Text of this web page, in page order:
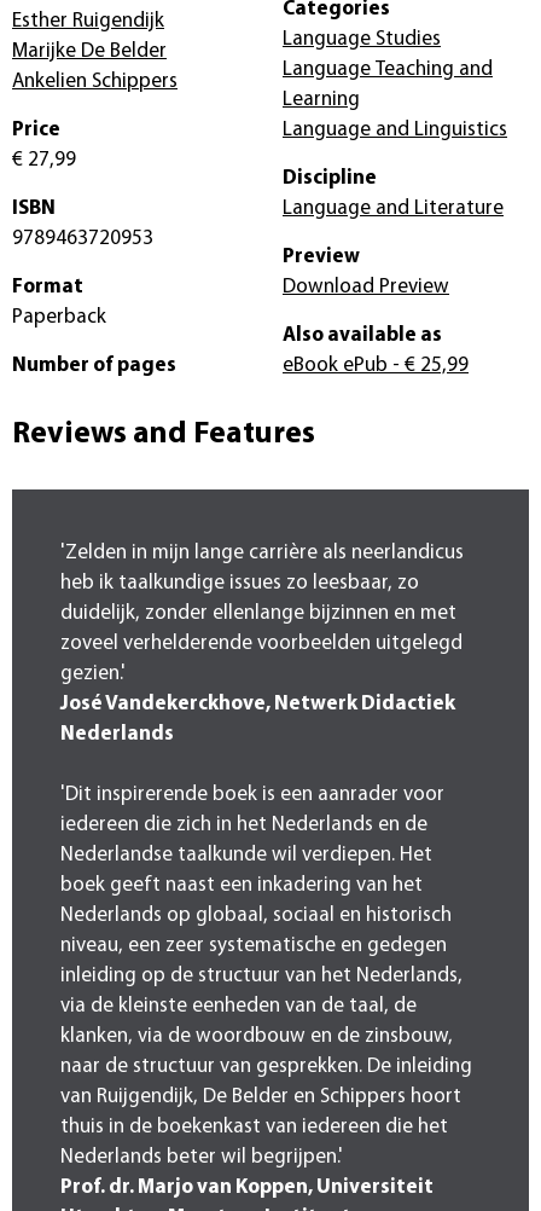
Esther Ruigendijk
Marijke De Belder
Ankelien Schippers
Price
€ 27,99
ISBN
9789463720953
Format
Paperback
Number of pages
Categories
Language Studies
Language Teaching and
Learning
Language and Linguistics
Discipline
Language and Literature
Preview
Download Preview
Also available as
eBook ePub - € 25,99
Reviews and Features
'Zelden in mijn lange carrière als neerlandicus
heb ik taalkundige issues zo leesbaar, zo
duidelijk, zonder ellenlange bijzinnen en met
zoveel verhelderende voorbeelden uitgelegd
gezien.'
José Vandekerckhove, Netwerk Didactiek
Nederlands
'Dit inspirerende boek is een aanrader voor
iedereen die zich in het Nederlands en de
Nederlandse taalkunde wil verdiepen. Het
boek geeft naast een inkadering van het
Nederlands op globaal, sociaal en historisch
niveau, een zeer systematische en gedegen
inleiding op de structuur van het Nederlands,
via de kleinste eenheden van de taal, de
klanken, via de woordbouw en de zinsbouw,
naar de structuur van gesprekken. De inleiding
van Ruijgendijk, De Belder en Schippers hoort
thuis in de boekenkast van iedereen die het
Nederlands beter wil begrijpen.'
Prof. dr. Marjo van Koppen, Universiteit